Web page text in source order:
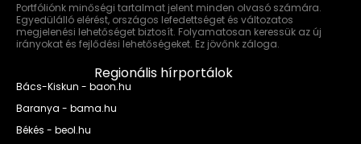
Portfóliónk minőségi tartalmat jelent minden olvasó számára.
Egyedülálló elérést, országos lefedettséget és változatos
megjelenési lehetőséget biztosít. Folyamatosan keressük az új
irányokat és fejlődési lehetőségeket. Ez jövőnk záloga.
Regionális hírportálok
Bács-Kiskun - baon.hu
Baranya - bama.hu
Békés - beol.hu